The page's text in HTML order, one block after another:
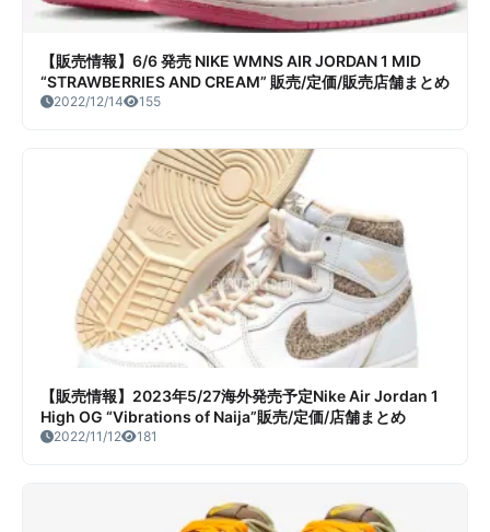
【販売情報】6/6 発売 NIKE WMNS AIR JORDAN 1 MID
“STRAWBERRIES AND CREAM” 販売/定価/販売店舗まとめ
2022/12/14 155
【販売情報】2023年5/27海外発売予定Nike Air Jordan 1
High OG “Vibrations of Naija”販売/定価/店舗まとめ
2022/11/12 181